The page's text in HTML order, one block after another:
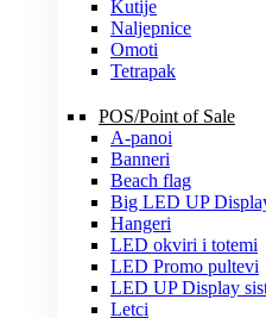
Kutije
Naljepnice
Omoti
Tetrapak
POS/Point of Sale
A-panoi
Banneri
Beach flag
Big LED UP
Hangeri
LED okviri i totemi
LED Promo pultevi
LED UP Display
Letci